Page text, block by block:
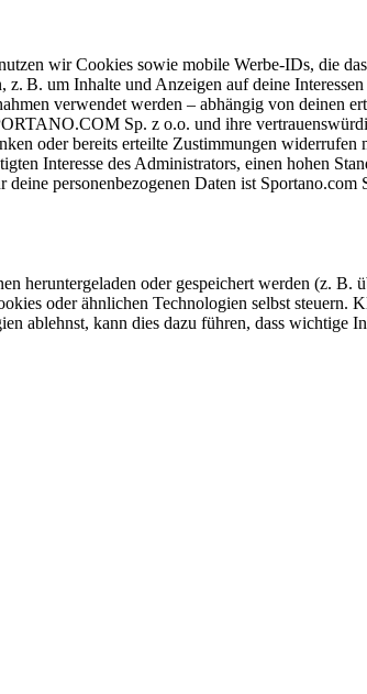
wir Cookies sowie mobile Werbe-IDs, die
B. um Inhalte und Anzeigen auf deine
verwendet werden – abhängig von deinen
Sp. z o.o. und ihre
oder bereits erteilte Zustimmungen
Interesse des Administrators, einen hohen
personenbezogenen Daten ist Sportano.com
heruntergeladen oder gespeichert werden (z.
oder ähnlichen Technologien selbst
ablehnst, kann dies dazu führen, dass wichtige